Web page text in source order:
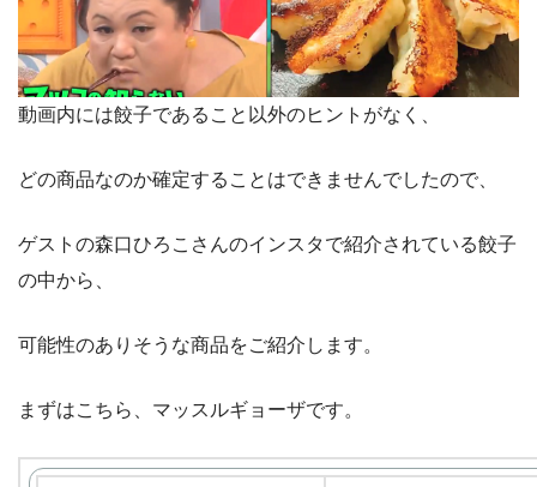
動画内には餃子であること以外のヒントがなく、
どの商品なのか確定することはできませんでしたので、
ゲストの森口ひろこさんのインスタで紹介されている餃子
の中から、
可能性のありそうな商品をご紹介します。
まずはこちら、マッスルギョーザです。